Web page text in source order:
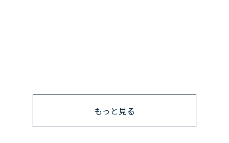
もっと見る